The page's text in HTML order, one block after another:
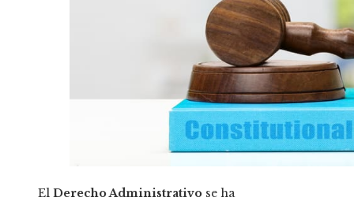
El Derecho Administrativo se ha